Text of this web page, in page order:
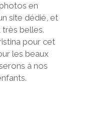
en
site dédié, et
belles.
pour cet
les beaux
à nos